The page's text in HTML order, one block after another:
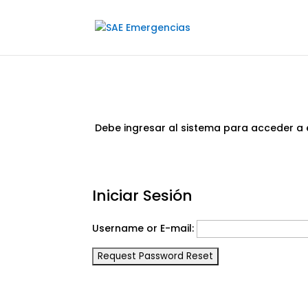
Debe ingresar al sistema para acceder
Iniciar Sesión
Username or E-mail: